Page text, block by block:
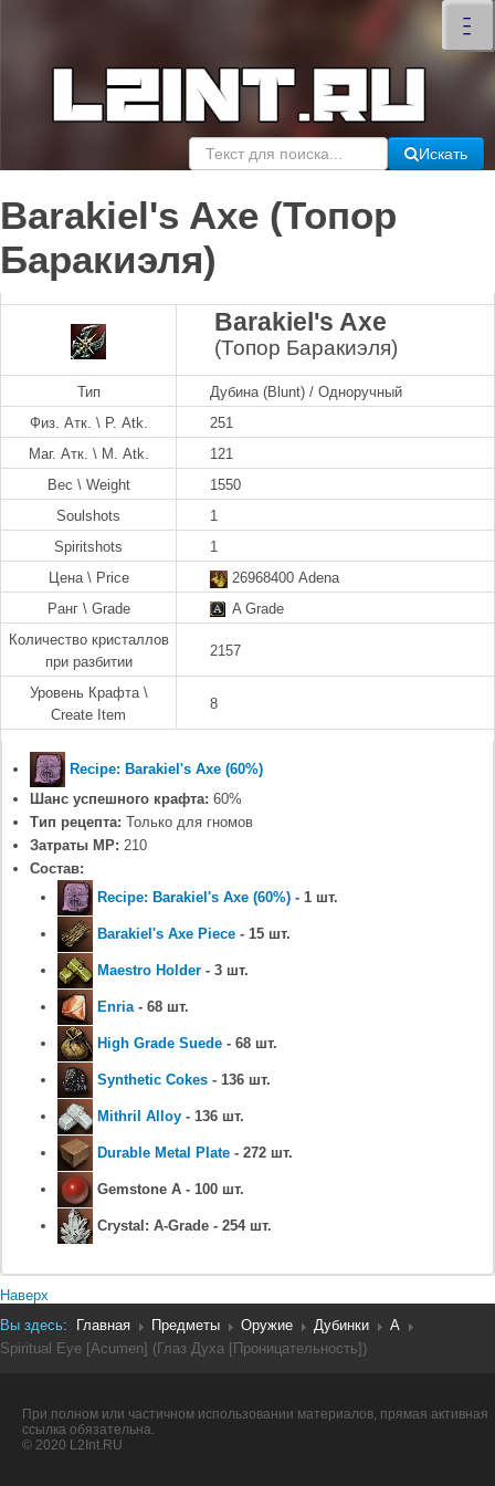
–
–
–
×
Искать
Barakiel's Axe (Топор
Баракиэля)
Barakiel's Axe
(Топор Баракиэля)
Тип
Дубина (Blunt) / Одноручный
Физ. Атк. \ P. Atk.
251
Маг. Атк. \ M. Atk.
121
Вес \ Weight
1550
Soulshots
1
Spiritshots
1
Цена \ Price
26968400 Adena
Ранг \ Grade
A Grade
Количество кристаллов
при разбитии
2157
Уровень Крафта \
Create Item
8
Recipe: Barakiel's Axe (60%)
Шанс успешного крафта: 60%
Тип рецепта: Только для гномов
Затраты MP: 210
Состав:
Recipe: Barakiel's Axe (60%) - 1 шт.
Barakiel's Axe Piece - 15 шт.
Maestro Holder - 3 шт.
Enria - 68 шт.
High Grade Suede - 68 шт.
Synthetic Cokes - 136 шт.
Mithril Alloy - 136 шт.
Durable Metal Plate - 272 шт.
Gemstone A - 100 шт.
Crystal: A-Grade - 254 шт.
Наверх
Вы здесь:
Главная Предметы Оружие Дубинки
A
Spiritual Eye [Acumen] (Глаз Духа [Проницательность])
При полном или частичном использовании материалов, прямая активная
ссылка обязательна.
© 2020 L2Int.RU